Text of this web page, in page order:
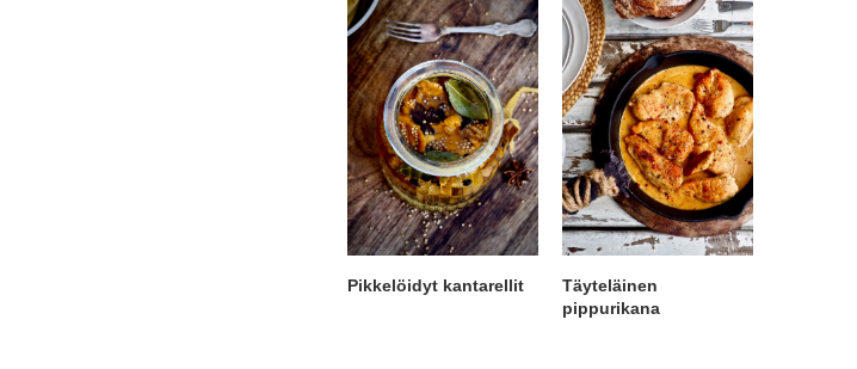
Pikkelöidyt kantarellit
Täyteläinen
pippurikana